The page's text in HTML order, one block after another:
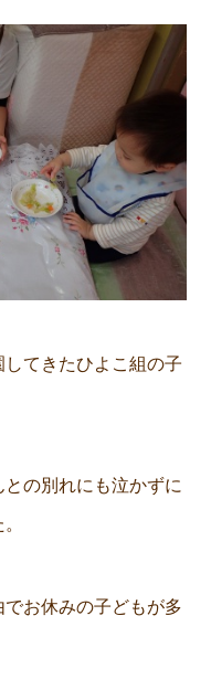
てきたひよこ組の子
の別れにも泣かずに
お休みの子どもが多